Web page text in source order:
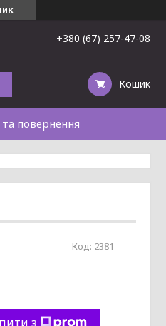
+380 (67) 257-47-08
Кошик
повернення
Код: 2381
з